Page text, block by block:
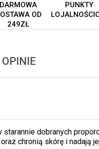
DARMOWA
OD
249ZŁ
PUNKTY
OPINIE
dobranych
chronią skórę i nadają